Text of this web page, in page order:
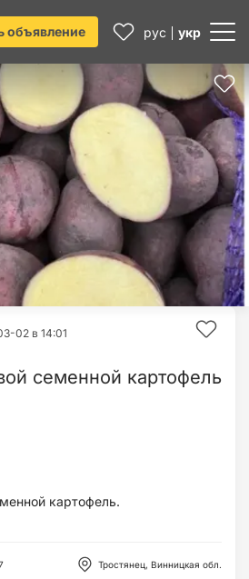
объявление рус укр
02 в 14:01
семенной картофель
картофель.
Тростянец, Винницкая обл.